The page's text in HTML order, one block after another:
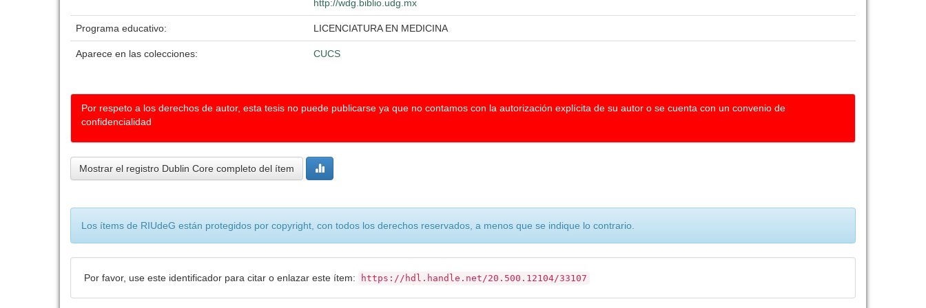
http://wdg.biblio.udg.mx
Programa educativo: LICENCIATURA EN MEDICINA
Aparece en las colecciones: CUCS
Por respeto a los derechos de autor, esta tesis no puede publicarse ya que no contamos con la autorización explícita de su autor o se cuenta con un convenio de
confidencialidad
Mostrar el registro Dublin Core completo del ítem
Los ítems de RIUdeG están protegidos por copyright, con todos los derechos reservados, a menos que se indique lo contrario.
Por favor, use este identificador para citar o enlazar este ítem: https://hdl.handle.net/20.500.12104/33107